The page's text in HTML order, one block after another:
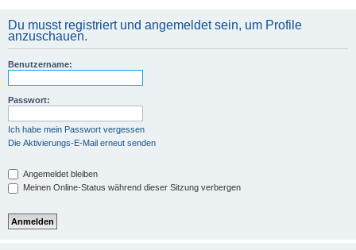
Du musst registriert und angemeldet sein, um Profile
anzuschauen.
Benutzername:
Passwort:
Ich habe mein Passwort vergessen
Die Aktivierungs-E-Mail erneut senden
Angemeldet bleiben
Meinen Online-Status während dieser Sitzung verbergen